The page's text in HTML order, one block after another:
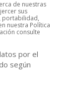
de nuestras
sus
portabilidad,
nuestra Política
consulte
por el
según